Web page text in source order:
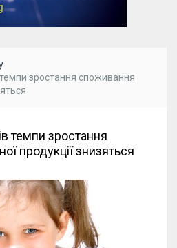
зростання споживання
темпи зростання
продукції знизяться